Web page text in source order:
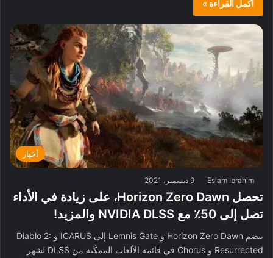
أكمل القراءة »
أخبار
Eslam Ibrahim 9 ديسمبر، 2021
تحصل Horizon Zero Dawn، على زيادة في الأداء
تصل إلى 50٪ مع NVIDIA DLSS والمزيد!
تنضم Horizon Zero Dawn و Lemnis Gate إلى ICARUS و Diablo 2:
Resurrected و Chorus في قائمة الألعاب الممكّنة من DLSS لشهر